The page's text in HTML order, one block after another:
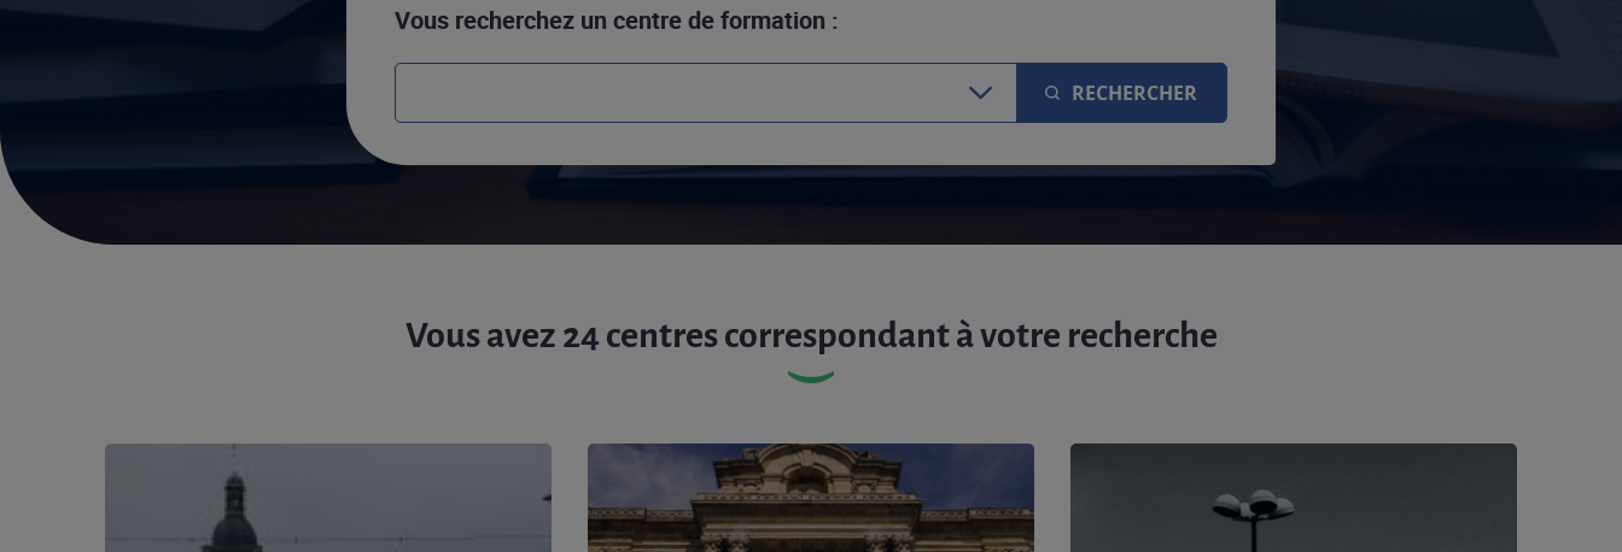
Vous recherchez un centre de formation :
RECHERCHER
Vous avez 24 centres correspondant à votre recherche